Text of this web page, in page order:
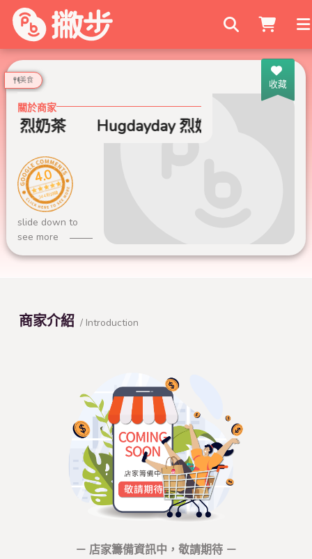
搜尋商家
收藏
美食
關於商家
烈奶茶 Hugdayday 烈奶茶
4.0
344 則評論
slide down to
see more
商家介紹 / Introduction
－ 店家籌備資訊中，敬請期待 －